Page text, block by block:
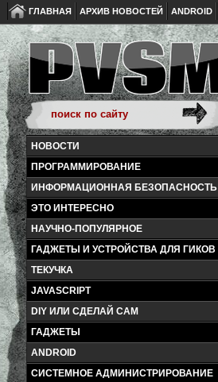
ГЛАВНАЯ АРХИВ НОВОСТЕЙ ANDROID
НОВОСТИ
ПРОГРАММИРОВАНИЕ
ИНФОРМАЦИОННАЯ БЕЗОПАСНОСТЬ
ЭТО ИНТЕРЕСНО
НАУЧНО-ПОПУЛЯРНОЕ
ГАДЖЕТЫ И УСТРОЙСТВА ДЛЯ ГИКОВ
ТЕКУЧКА
JAVASCRIPT
DIY ИЛИ СДЕЛАЙ САМ
ГАДЖЕТЫ
ANDROID
СИСТЕМНОЕ АДМИНИСТРИРОВАНИЕ